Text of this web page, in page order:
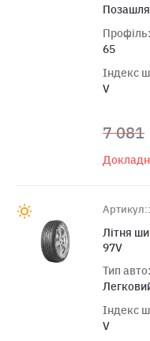
Профіль:
65
Індекс
V
7 081
Літня
97V
Тип авто:
Індекс
V